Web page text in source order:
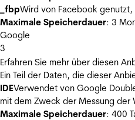
_fbpWird von Facebook
Maximale Speicherdauer: 3
Google
3
Erfahren Sie mehr über diesen
Ein Teil der Daten, die dieser
IDEVerwendet von Google
mit dem Zweck der Messung
Maximale Speicherdauer: 400